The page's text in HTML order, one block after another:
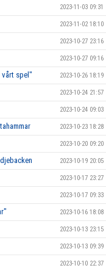
2023-11-03 09:31
2023-11-02 18:10
2023-10-27 23:16
2023-10-27 09:16
vårt spel" 2023-10-26 18:19
2023-10-24 21:57
2023-10-24 09:03
2023-10-23 18:28
2023-10-20 09:20
2023-10-19 20:05
2023-10-17 23:27
2023-10-17 09:33
2023-10-16 18:08
2023-10-13 23:15
2023-10-13 09:39
2023-10-10 22:37